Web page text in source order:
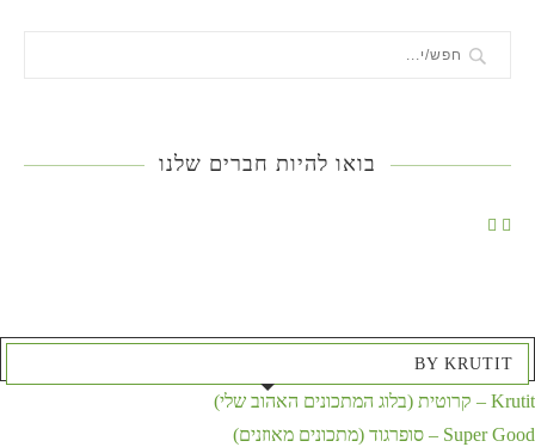
בואו להיות חברים שלנו
BY KRUTIT
Krutit – קרוטית (בלוג המתכונים האהוב שלי)
Super Good – סופרגוד (מתכונים מאוזנים)